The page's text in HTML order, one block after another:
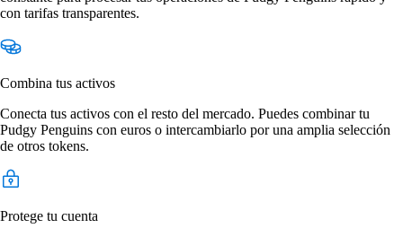
con tarifas transparentes.
Combina tus activos
Conecta tus activos con el resto del mercado. Puedes combinar tu
Pudgy Penguins con euros o intercambiarlo por una amplia selección
de otros tokens.
Protege tu cuenta